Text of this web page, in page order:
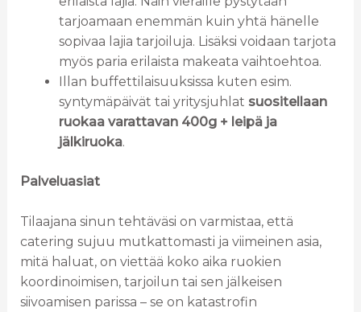
tarjoamaan enemmän kuin yhtä hänelle
sopivaa lajia tarjoiluja. Lisäksi voidaan tarjota
myös paria erilaista makeata vaihtoehtoa.
Illan buffettilaisuuksissa kuten esim.
syntymäpäivät tai yritysjuhlat suositellaan
ruokaa varattavan 400g + leipä ja
jälkiruoka.
Palveluasiat
Tilaajana sinun tehtäväsi on varmistaa, että
catering sujuu mutkattomasti ja viimeinen asia,
mitä haluat, on viettää koko aika ruokien
koordinoimisen, tarjoilun tai sen jälkeisen
siivoamisen parissa – se on katastrofin